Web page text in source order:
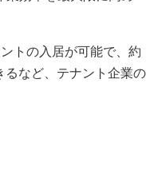
トの入居が可能で、約
るなど、テナント企業の